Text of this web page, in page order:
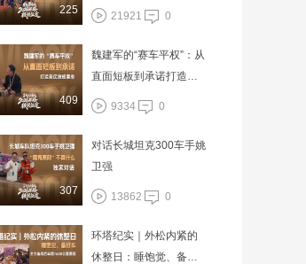
225
荒野上的热爱
21921 0
409
魏建军的“赛车平权”：从
直面短板到承诺打造亲
民统规赛车
9334 0
307
对话长城坦克300车手姚
卫强
13862 0
环塔纪实｜外松内紧的
休整日：睡饱觉、备好